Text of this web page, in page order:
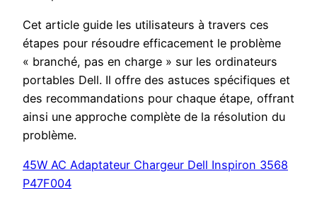
Cet article guide les utilisateurs à travers ces
étapes pour résoudre efficacement le problème
« branché, pas en charge » sur les ordinateurs
portables Dell. Il offre des astuces spécifiques et
des recommandations pour chaque étape, offrant
ainsi une approche complète de la résolution du
problème.
45W AC Adaptateur Chargeur Dell Inspiron 3568
P47F004